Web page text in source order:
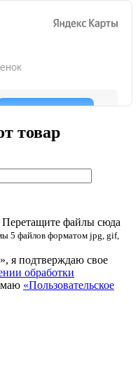
товар
Перетащите файлы сюда
5 файлов форматом jpg, gif,
я подтверждаю свое
обработки
«Пользовательское